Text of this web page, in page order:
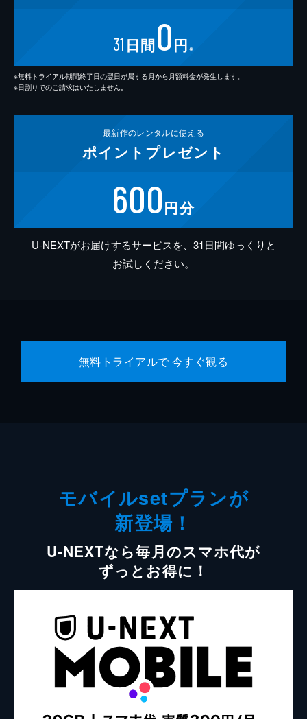
31 日間0円 ※
※無料トライアル期間終了日の翌日が属する月から月額料金が発生します。
※日割りでのご請求はいたしません。
最新作のレンタルに使える
ポイント プレゼント
600円分
U-NEXTがお届けするサービスを、31日間ゆっくりと
お試しください。
無料トライアルで 今すぐ観る
モバイルsetプランが
新登場！
U-NEXTなら毎月のスマホ代が
ずっとお得に！